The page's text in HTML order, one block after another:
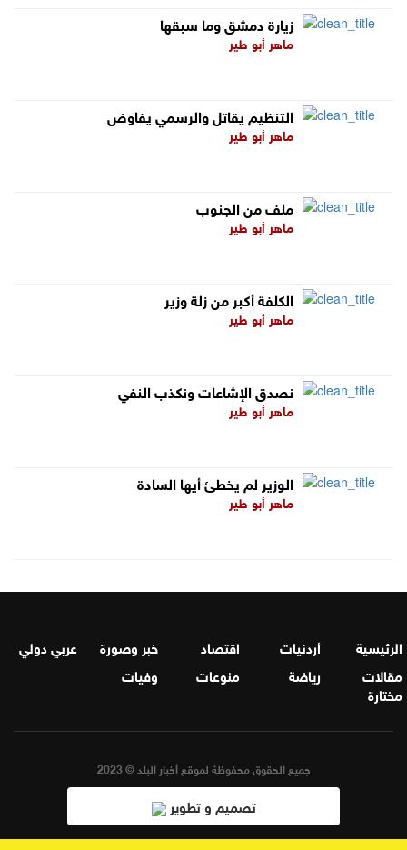
زيارة دمشق وما سبقها
ماهر أبو طير
التنظيم يقاتل والرسمي يفاوض
ماهر أبو طير
ملف من الجنوب
ماهر أبو طير
الكلفة أكبر من زلة وزير
ماهر أبو طير
نصدق الإشاعات ونكذب النفي
ماهر أبو طير
الوزير لم يخطئ أيها السادة
ماهر أبو طير
الرئيسية أردنيات اقتصاد خبر وصورة
عربي دولي
مقالات
مختارة
رياضة منوعات وفيات
جميع الحقوق محفوظة لموقع أخبار البلد © 2023
تصميم و تطوير